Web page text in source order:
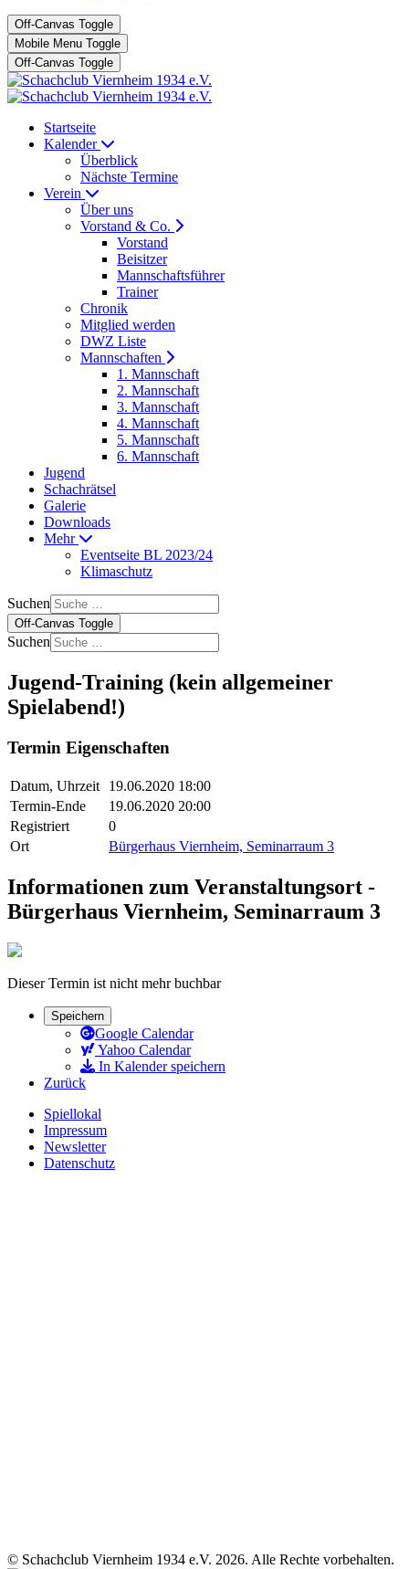
Off-Canvas Toggle
Mobile Menu Toggle
Off-Canvas Toggle
Startseite
Kalender
Überblick
Nächste Termine
Verein
Über uns
Vorstand & Co.
Vorstand
Beisitzer
Mannschaftsführer
Trainer
Chronik
Mitglied werden
DWZ Liste
Mannschaften
1. Mannschaft
2. Mannschaft
3. Mannschaft
4. Mannschaft
5. Mannschaft
6. Mannschaft
Jugend
Schachrätsel
Galerie
Downloads
Mehr
Eventseite BL 2023/24
Klimaschutz
Suchen
Off-Canvas Toggle
Suchen
Jugend-Training (kein allgemeiner
Spielabend!)
Termin Eigenschaften
Datum, Uhrzeit
19.06.2020 18:00
Termin-Ende
19.06.2020 20:00
Registriert
0
Ort
Bürgerhaus Viernheim, Seminarraum 3
Informationen zum Veranstaltungsort -
Bürgerhaus Viernheim, Seminarraum 3
Dieser Termin ist nicht mehr buchbar
Speichern
Google Calendar
Yahoo Calendar
In Kalender speichern
Zurück
Spiellokal
Impressum
Newsletter
Datenschutz
© Schachclub Viernheim 1934 e.V. 2026. Alle Rechte vorbehalten.